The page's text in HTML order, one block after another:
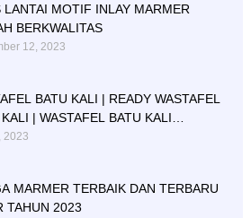
LANTAI MOTIF INLAY MARMER
BERKWALITAS
12, 2023
BATU KALI | READY WASTAFEL
| WASTAFEL BATU KALI
2023
MARMER TERBAIK DAN TERBARU
TAHUN 2023